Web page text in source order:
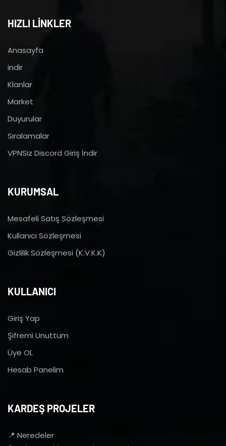
HIZLI LİNKLER
Anasayfa
indir
Klanlar
Market
Duyurular
Sıralamalar
VPNSiz Discord Giriş İndir
KURUMSAL
Mesafeli Satış Sözleşmesi
Kullanıcı Sözleşmesi
Gizlilik Sözleşmesi (K.V.K.K)
KULLANICI
Giriş Yap
Şifremi Unuttum
Üye OL
Hesab Panelim
KARDEŞ PROJELER
📍 Neredeler